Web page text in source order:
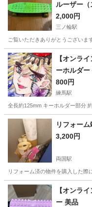
ルーザー
2,000円
三ノ輪駅
ご覧いただきありがとうござい
東京 台東区 三ノ輪駅
【オンラ
ーホルダー
800円
練馬駅
全長約125mm キーホルダー部分
東京 練馬区
リフォーム
3,200円
両国駅
リフォーム済の物件を購入した
東京 墨田区 両国駅
【オンライン決済】 フォー
ー 美品